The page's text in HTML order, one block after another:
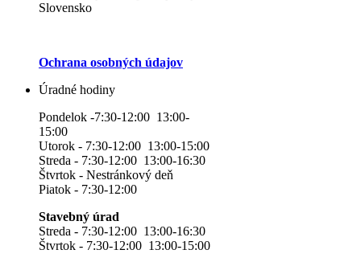
Slovensko
Ochrana osobných údajov
Úradné hodiny
Pondelok -7:30-12:00 13:00-
15:00
Utorok - 7:30-12:00 13:00-15:00
Streda - 7:30-12:00 13:00-16:30
Štvrtok - Nestránkový deň
Piatok - 7:30-12:00
Stavebný úrad
Streda - 7:30-12:00 13:00-16:30
Štvrtok - 7:30-12:00 13:00-15:00